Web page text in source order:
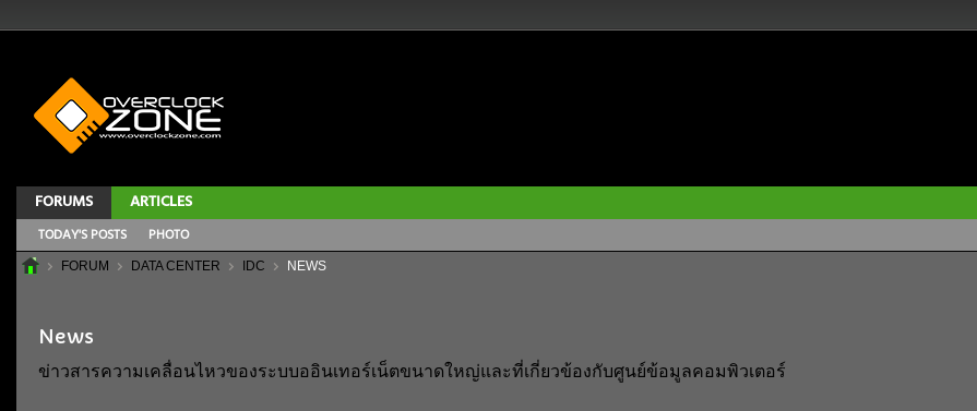
FORUMS ARTICLES
TODAY'S POSTS PHOTO
FORUM DATA CENTER IDC NEWS
News
ข่าวสารความเคลื่อนไหวของระบบออินเทอร์เน็ตขนาดใหญ่และที่เกี่ยวข้องกับศูนย์ข้อมูลคอมพิวเตอร์